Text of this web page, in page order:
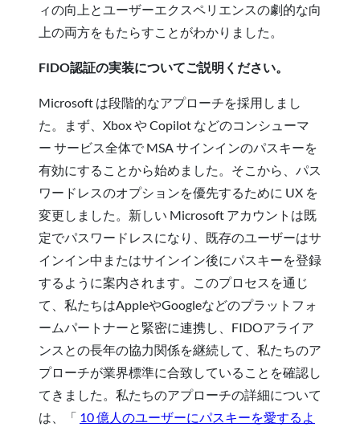
ィの向上とユーザーエクスペリエンスの劇的な向
上の両方をもたらすことがわかりました。
FIDO認証の実装についてご説明ください。
Microsoft は段階的なアプローチを採用しまし
た。まず、Xbox や Copilot などのコンシューマ
ー サービス全体で MSA サインインのパスキーを
有効にすることから始めました。そこから、パス
ワードレスのオプションを優先するために UX を
変更しました。新しい Microsoft アカウントは既
定でパスワードレスになり、既存のユーザーはサ
インイン中またはサインイン後にパスキーを登録
するように案内されます。このプロセスを通じ
て、私たちはAppleやGoogleなどのプラットフォ
ームパートナーと緊密に連携し、FIDOアライア
ンスとの長年の協力関係を継続して、私たちのア
プローチが業界標準に合致していることを確認し
てきました。私たちのアプローチの詳細について
は、「 10 億人のユーザーにパスキーを愛するよ